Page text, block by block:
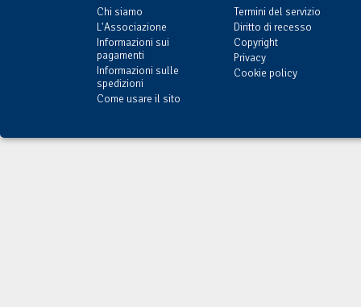
Chi siamo
L'Associazione
Informazioni sui
pagamenti
Informazioni sulle
spedizioni
Come usare il sito
Termini del servizio
Diritto di recesso
Copyright
Privacy
Cookie policy